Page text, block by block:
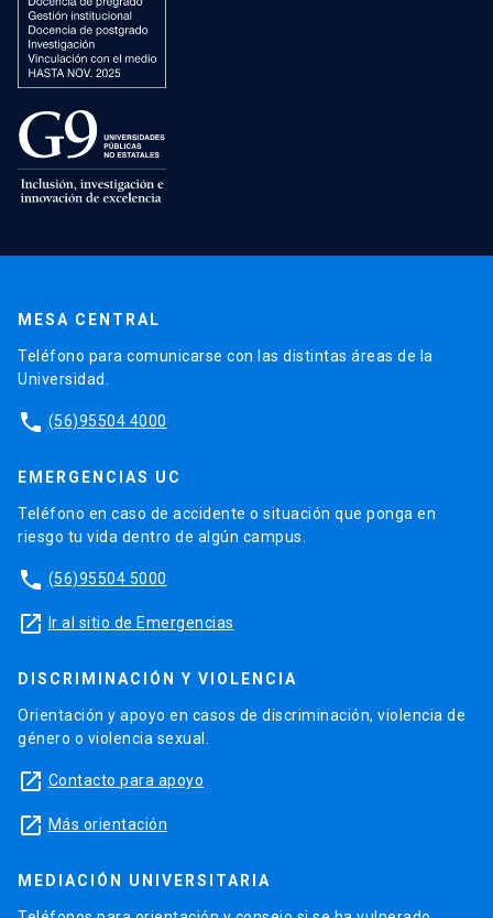
MESA CENTRAL
Teléfono para comunicarse con las distintas áreas de la
Universidad.
phone (56)95504 4000
EMERGENCIAS UC
Teléfono en caso de accidente o situación que ponga en
riesgo tu vida dentro de algún campus.
phone (56)95504 5000
launch Ir al sitio de Emergencias
DISCRIMINACIÓN Y VIOLENCIA
Orientación y apoyo en casos de discriminación, violencia de
género o violencia sexual.
launch Contacto para apoyo
launch Más orientación
MEDIACIÓN UNIVERSITARIA